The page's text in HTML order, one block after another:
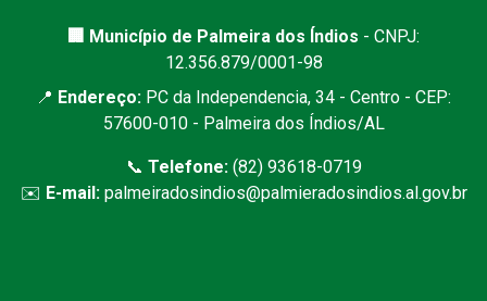
🏢 Município de Palmeira dos Índios - CNPJ:
12.356.879/0001-98
📍 Endereço: PC da Independencia, 34 - Centro - CEP:
57600-010 - Palmeira dos Índios/AL
📞 Telefone:(82) 93618-0719
✉️ E-mail: palmeiradosindios@palmieradosindios.al.gov.br